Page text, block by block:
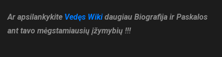
Ar apsilankykite Vedęs Wikidaugiau Biografija ir Paskalos
ant tavo mėgstamiausių įžymybių !!!